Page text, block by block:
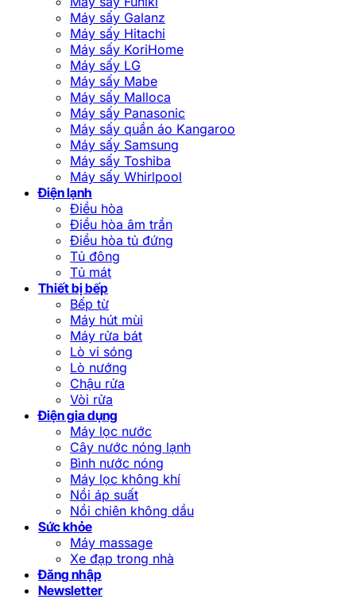
Máy sấy Galanz
Máy sấy Hitachi
Máy sấy KoriHome
Máy sấy LG
Máy sấy Mabe
Máy sấy Malloca
Máy sấy Panasonic
Máy sấy quần áo Kangaroo
Máy sấy Samsung
Máy sấy Toshiba
Máy sấy Whirlpool
Điện lạnh
Điều hòa
Điều hòa âm trần
Điều hòa tủ đứng
Tủ đông
Tủ mát
Thiết bị bếp
Bếp từ
Máy hút mùi
Máy rửa bát
Lò vi sóng
Lò nướng
Chậu rửa
Vòi rửa
Điện gia dụng
Máy lọc nước
Cây nước nóng lạnh
Bình nước nóng
Máy lọc không khí
Nồi áp suất
Nồi chiên không dầu
Sức khỏe
Máy massage
Xe đạp trong nhà
Đăng nhập
Newsletter